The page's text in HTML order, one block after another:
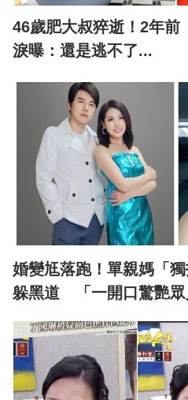
46歲肥大叔猝逝！2年前
淚曝：還是逃不了...
婚變尪落跑！單親媽「
躲黑道 「一開口驚艷眾